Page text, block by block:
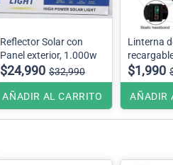
Reflector Solar con
Panel exterior, 1.000w
$24,990 $32,990
AÑADIR AL CARRITO
Linterna
$1,990
AÑADIR